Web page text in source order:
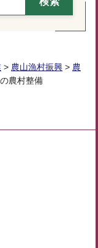
> 農山漁村振興 > 農
農村整備